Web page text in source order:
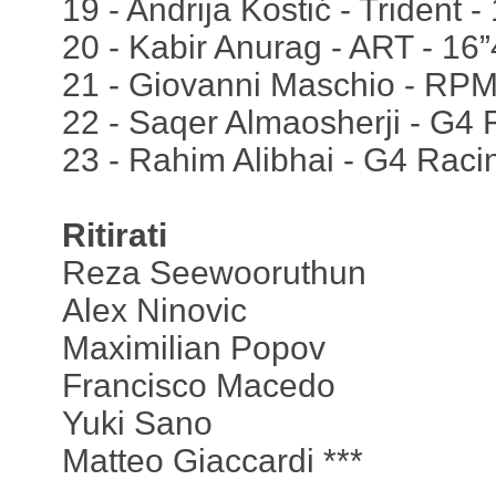
19 - Andrija Kostić - Trident -
20 - Kabir Anurag - ART -
21 - Giovanni Maschio -
22 - Saqer Almaosherji - G4
23 - Rahim Alibhai - G4
Ritirati
Reza Seewooruthun
Alex Ninovic
Maximilian Popov
Francisco Macedo
Yuki Sano
Matteo Giaccardi ***